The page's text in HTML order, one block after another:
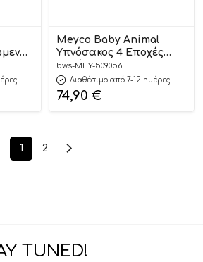
Meyco Baby Animal
Υπνόσακος 4 Εποχές
Πολύχρωμος
bws-MEY-509056
Διαθέσιμο από 7-12 ημέρες
74,90 €
1 2
TUNED!